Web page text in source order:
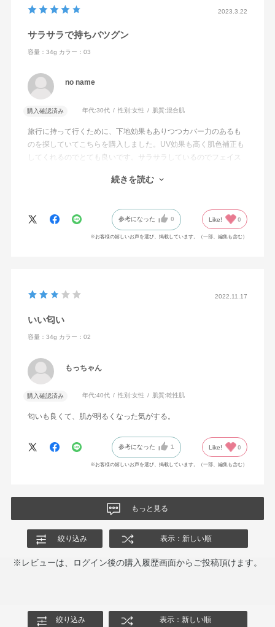
ンジメチコン・ポリイソプレン・ポリプロピレン・ミネラ
PEG－9ポリジメチルシロキシエチルジメチコン・ラウリ
ン酸ポリグリセリル－10・ラウロイルリシン・塩化Na・水
マイカ・酸化チタン・酸化亜鉛・酸化鉄
2023.3.22
サラサラで持ちバツグン
容量：34g カラー：03
no name
購入確認済み 年代:30代 性別:女性 肌質:混合肌
旅行に持って行くために、下地効果もありつつカバー力のあるも
のを探していてこちらを購入しました。UV効果も高く肌色補正も
してくれるのでとても良いです。サラサラしているのでフェイス
クが完成するのでかなり時短できて買ってよかったです。匂いは
が薄くなります。日中気になることはないと思います。
続きを読む
参考になった 0 Like! 0
※お客様の嬉しいお声を選び、掲載しています。（一部、編集も含む）
2022.11.17
いい匂い
容量：34g カラー：02
もっちゃん
購入確認済み 年代:40代 性別:女性 肌質:乾性肌
匂いも良くて、肌が明るくなった気がする。
参考になった 1 Like! 0
※お客様の嬉しいお声を選び、掲載しています。（一部、編集も含む）
もっと見る
絞り込み 表示：新しい順
※レビューは、ログイン後の購入履歴画面からご投稿頂けます。
絞り込み 表示：新しい順